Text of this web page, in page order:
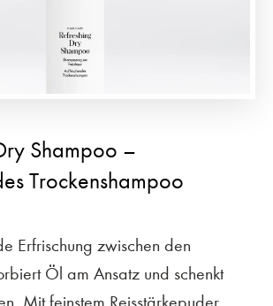
Shampoo –
Trockenshampoo
Erfrischung zwischen den
Öl am Ansatz und schenkt